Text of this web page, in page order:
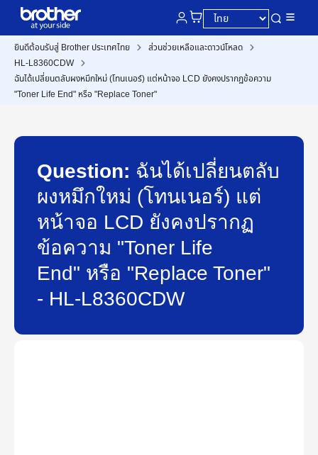
ยินดีต้อนรับสู่ Brother ประเทศไทย
ส่วนช่วยเหลือและดาวน์โหลด
HL-L8360CDW
ฉันได้เปลี่ยนตลับผงหมึกใหม่ (โทนเนอร์) แต่หน้าจอ LCD ยังคงปรากฏข้อความ
"Toner Life End" หรือ "Replace Toner"
Question: ฉันได้เปลี่ยนตลับ
ผงหมึกใหม่ (โทนเนอร์) แต่
หน้าจอ LCD ยังคงปรากฏ
ข้อความ "Toner Life
End" หรือ "Replace Toner"
- HL-L8360CDW